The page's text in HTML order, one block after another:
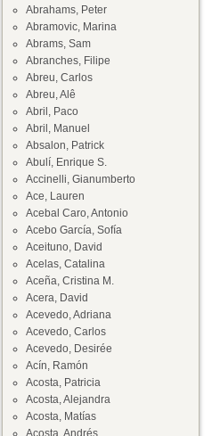
Abrahams, Peter
Abramovic, Marina
Abrams, Sam
Abranches, Filipe
Abreu, Carlos
Abreu, Alê
Abril, Paco
Abril, Manuel
Absalon, Patrick
Abulí, Enrique S.
Accinelli, Gianumberto
Ace, Lauren
Acebal Caro, Antonio
Acebo García, Sofía
Aceituno, David
Acelas, Catalina
Aceña, Cristina M.
Acera, David
Acevedo, Adriana
Acevedo, Carlos
Acevedo, Desirée
Acín, Ramón
Acosta, Patricia
Acosta, Alejandra
Acosta, Matías
Acosta, Andrés